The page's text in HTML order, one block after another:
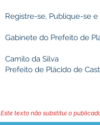
Registre-se, Publique-se e
Gabinete do Prefeito de
Camilo da Silva
Prefeito de Plácido de
Este texto não substitui o